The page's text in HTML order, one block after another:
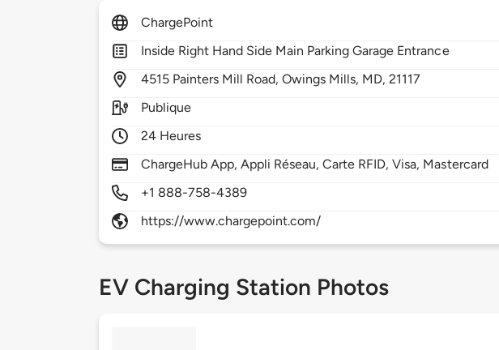
ChargePoint
Inside Right Hand Side Main Parking Garage Entrance
4515 Painters Mill Road,Owings Mills, MD,21117
Publique
24 Heures
ChargeHub App, Appli Réseau, Carte RFID, Visa, Mastercard
+1 888-758-4389
https://www.chargepoint.com/
EV Charging Station Photos